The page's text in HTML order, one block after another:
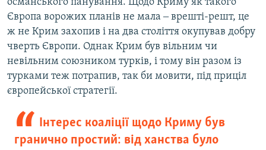
османського панування. Щодо Криму як такого
Європа ворожих планів не мала ‒ врешті-решт, це
ж не Крим захопив і на два століття окупував добру
чверть Європи. Однак Крим був вільним чи
невільним союзником турків, і тому він разом із
турками теж потрапив, так би мовити, під приціл
європейської стратегії.
Інтерес коаліції щодо Криму був
гранично простий: від ханства було